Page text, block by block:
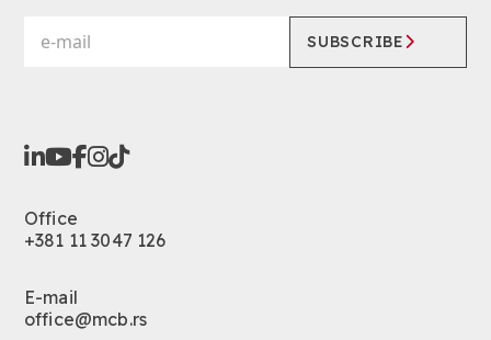
SUBSCRIBE
Office
+381 11 3047 126
E-mail
office@mcb.rs